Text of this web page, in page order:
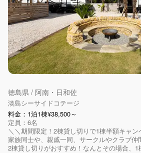
徳島県 / 阿南・日和佐
淡島シーサイドコテージ
料金：1泊1棟¥38,500～
定員：6名
＼＼期間限定！2棟貸し切りで1棟半額キャ
家族同士や、親戚一同、サークルやクラブ仲
2棟貸し切りがおすすめ！なんとその場合、